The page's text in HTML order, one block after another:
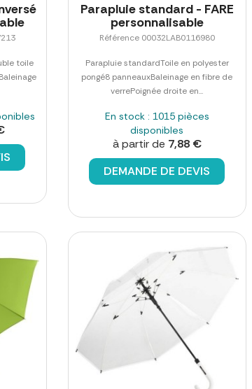
toile
Parapluie standard - FARE
personnalisable
Référence 00032LAB0116980
Parapluie standardToile en polyester
pongé8 panneauxBaleinage en fibre de
verrePoignée droite en...
En stock : 1015 pièces
disponibles
à partir de 7,88 €
DEMANDE DE DEVIS